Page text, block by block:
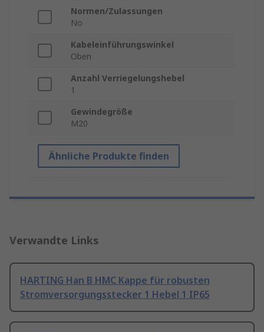
Normen/Zulassungen
No
Kabeleinführungswinkel
Oben
Anzahl Verriegelungshebel
1
Gewindegröße
M20
Ähnliche Produkte finden
Verwandte Links
HARTING Han B HMC Kappe für robusten
Stromversorgungsstecker 1 Hebel 1 IP65